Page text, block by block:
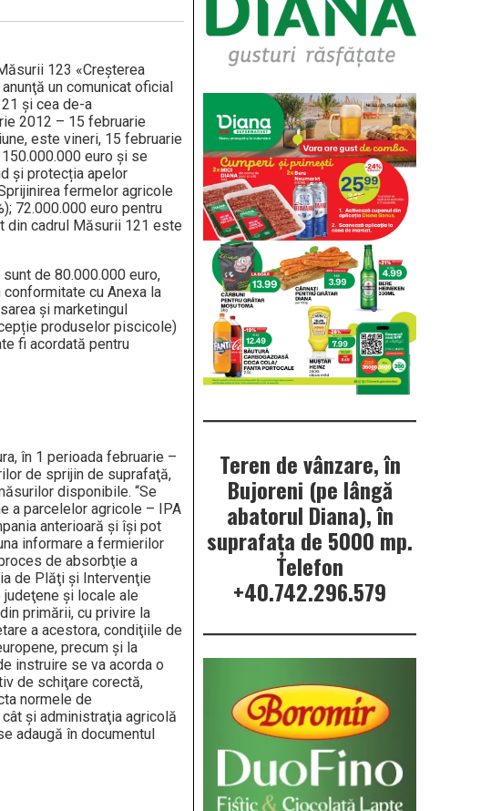
123 «Creşterea
un comunicat oficial
și cea de-a
2012 – 15 februarie
este vineri, 15 februarie
euro şi se
și protecția apelor
fermelor agricole
72.000.000 euro pentru
din cadrul Măsurii 121 este
de 80.000.000 euro,
cu Anexa la
și marketingul
produselor piscicole)
fi acordată pentru
în 1 perioada februarie –
de sprijin de suprafaţă,
disponibile. “Se
a parcelelor agricole – IPA
anterioară şi îşi pot
informare a fermierilor
de absorbţie a
de Plăţi şi Intervenţie
şi locale ale
primării, cu privire la
a acestora, condiţiile de
precum şi la
instruire se va acorda o
de schiţare corectă,
normele de
şi administraţia agricolă
adaugă în documentul
Teren de vânzare, în
Bujoreni (pe lângă
abatorul Diana), în
suprafața de 5000 mp.
Telefon
+40.742.296.579